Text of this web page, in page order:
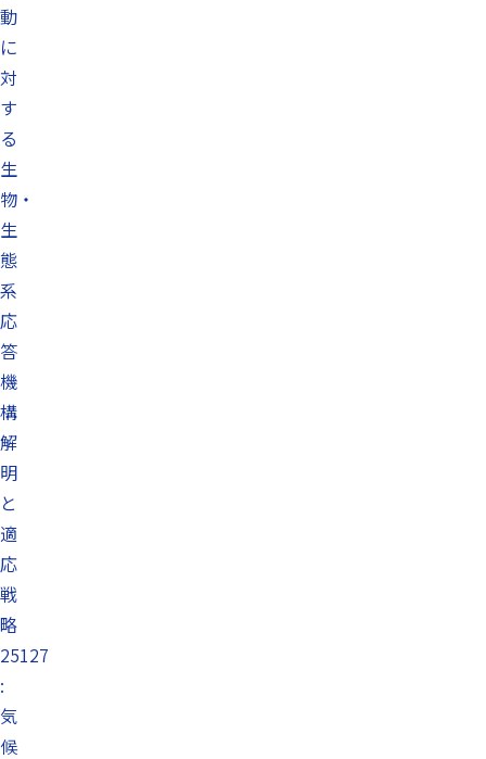
動
に
対
す
る
生
物・
生
態
系
応
答
機
構
解
明
と
適
応
戦
略
25127
:
気
候